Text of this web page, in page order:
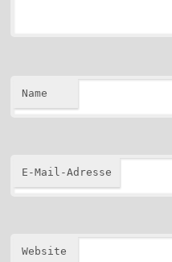
Name
E-Mail-Adresse
Website